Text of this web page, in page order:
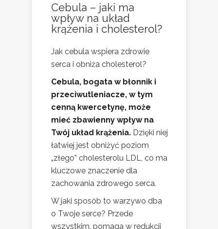
Cebula – jaki ma
wpływ na układ
krążenia i cholesterol?
Jak cebula wspiera zdrowie
serca i obniża cholesterol?
Cebula, bogata w błonnik i
przeciwutleniacze, w tym
cenną kwercetynę, może
mieć zbawienny wpływ na
Twój układ krążenia. Dzięki niej
łatwiej jest obniżyć poziom
„złego” cholesterolu LDL, co ma
kluczowe znaczenie dla
zachowania zdrowego serca.
W jaki sposób to warzywo dba
o Twoje serce? Przede
wszystkim, pomaga w redukcji